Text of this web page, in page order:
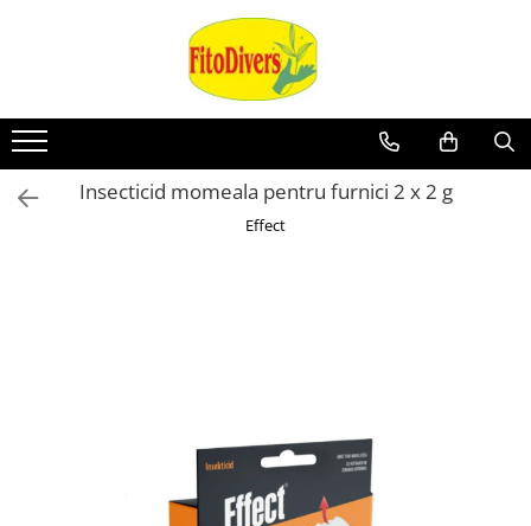
Insecticid momeala pentru furnici 2 x 2 g
Effect